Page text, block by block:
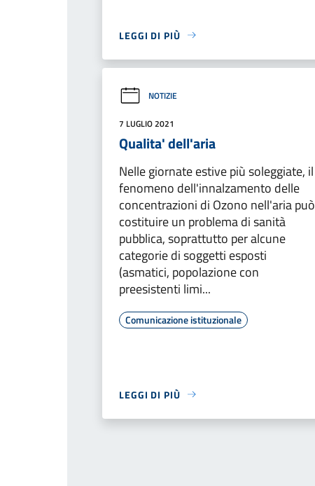
LEGGI DI PIÙ
NOTIZIE
7 LUGLIO 2021
Qualita' dell'aria
Nelle giornate estive più soleggiate, il
fenomeno dell'innalzamento delle
concentrazioni di Ozono nell'aria può
costituire un problema di sanità
pubblica, soprattutto per alcune
categorie di soggetti esposti
(asmatici, popolazione con
preesistenti limi...
Comunicazione istituzionale
LEGGI DI PIÙ